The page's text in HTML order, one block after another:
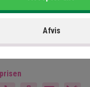
City
Afvis